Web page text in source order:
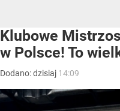
Klubowe
w Polsce! To
Dodano:dzisiaj 14:09